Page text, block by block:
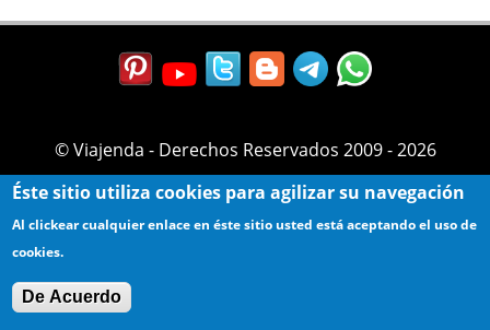
© Viajenda - Derechos Reservados 2009 - 2026
Éste sitio utiliza cookies para agilizar su navegación
Al clickear cualquier enlace en éste sitio usted está aceptando el uso de
cookies.
De Acuerdo